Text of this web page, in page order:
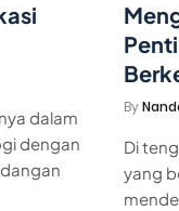
dalam
dengan
By
Di
yang